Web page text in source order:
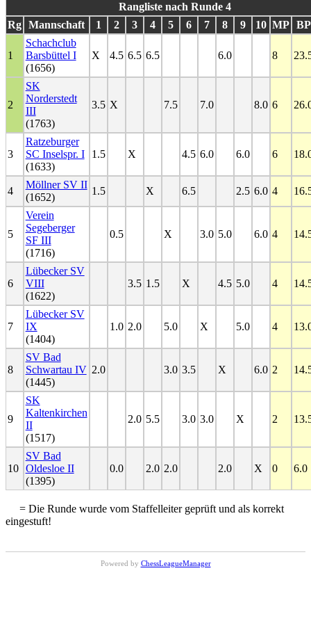
Rangliste nach Runde 4
Rg Mannschaft 1 2 3 4 5 6 7 8 9 10 MP BP
1
Schachclub
Barsbüttel I
(1656)
X 4.5 6.5 6.5 6.0 8
2
SK
Norderstedt
III
(1763)
3.5 X 7.5 7.0 8.0 6
3
Ratzeburger
SC Inselspr. I
(1633)
1.5 X 4.5 6.0 6.0 6
4
Möllner SV II
(1652)
1.5 X 6.5 2.5 6.0 4
5
Verein
Segeberger
SF III
(1716)
0.5 X 3.0 5.0 6.0 4
6
Lübecker SV
VIII
(1622)
3.5 1.5 X 4.5 5.0 4
7
Lübecker SV
IX
(1404)
1.0 2.0 5.0 X 5.0 4
8
SV Bad
Schwartau IV
(1445)
2.0 3.0 3.5 X 6.0 2
9
SK
Kaltenkirchen
II
(1517)
2.0 5.5 3.0 3.0 X 2
10
SV Bad
Oldesloe II
(1395)
0.0 2.0 2.0 2.0 X 0 6.0
= Die Runde wurde vom Staffelleiter geprüft und als korrekt
eingestuft!
Powered by ChessLeagueManager